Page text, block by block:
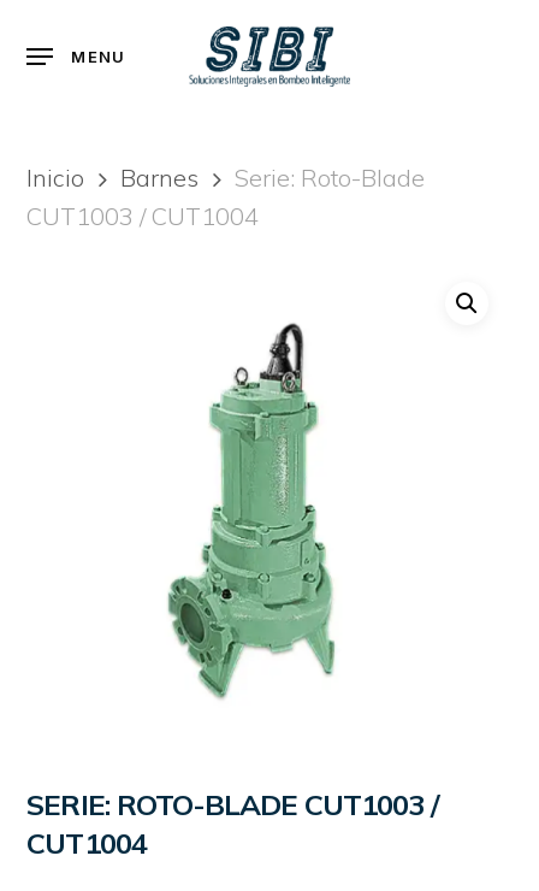
MENU
Inicio Barnes
Serie: Roto-Blade
CUT1003 / CUT1004
SERIE: ROTO-BLADE CUT1003 /
CUT1004
Menu